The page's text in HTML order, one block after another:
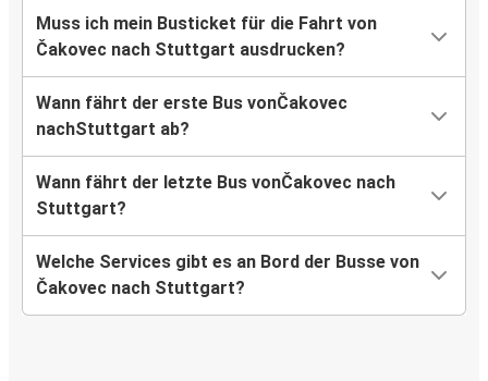
Muss ich mein Busticket für die Fahrt von
Čakovec nach Stuttgart ausdrucken?
Wann fährt der erste Bus vonČakovec
nachStuttgart ab?
Wann fährt der letzte Bus vonČakovec nach
Stuttgart?
Welche Services gibt es an Bord der Busse von
Čakovec nach Stuttgart?